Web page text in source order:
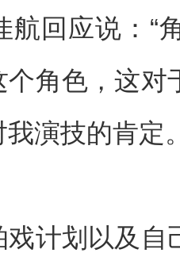
回应说：“
个角色，这
演技的肯定
划以及自